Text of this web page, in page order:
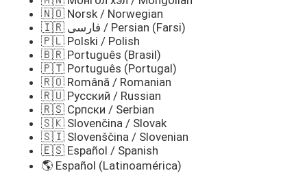
🇳🇴 Norsk / Norwegian
🇮🇷 فارسی / Persian (Farsi)
🇵🇱 Polski / Polish
🇧🇷 Português (Brasil)
🇵🇹 Português (Portugal)
🇷🇴 Română / Romanian
🇷🇺 Русский / Russian
🇷🇸 Српски / Serbian
🇸🇰 Slovenčina / Slovak
🇸🇮 Slovenščina / Slovenian
🇪🇸 Español / Spanish
🌎 Español (Latinoamérica)